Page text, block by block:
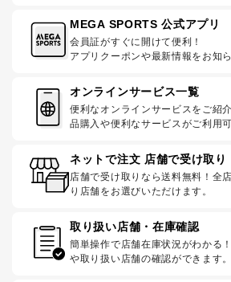
MEGA SPORTS 公式アプリ
会員証がすぐに開けて便利！
アプリクーポンや最新情報をお知
オンラインサービス一覧
便利なオンラインサービスをご紹
品購入や便利なサービスがご利用可
ネットで注文 店舗で受け取り
店舗で受け取りなら送料無料！全
り店舗をお選びいただけます。
取り扱い店舗・在庫確認
簡単操作で店舗在庫状況がわかる
や取り扱い店舗の確認ができます。